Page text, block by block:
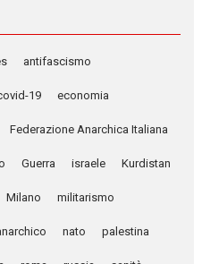
antifascismo
19 economia
Federazione Anarchica Italiana
Guerra israele Kurdistan
Milano militarismo
nato palestina